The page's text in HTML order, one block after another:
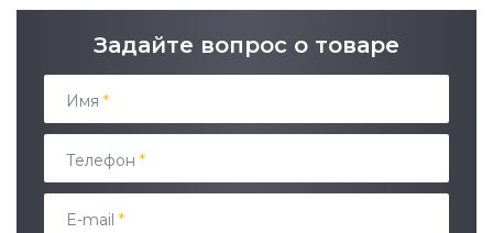
Задайте вопрос о товаре
Имя *
Телефон *
E-mail *